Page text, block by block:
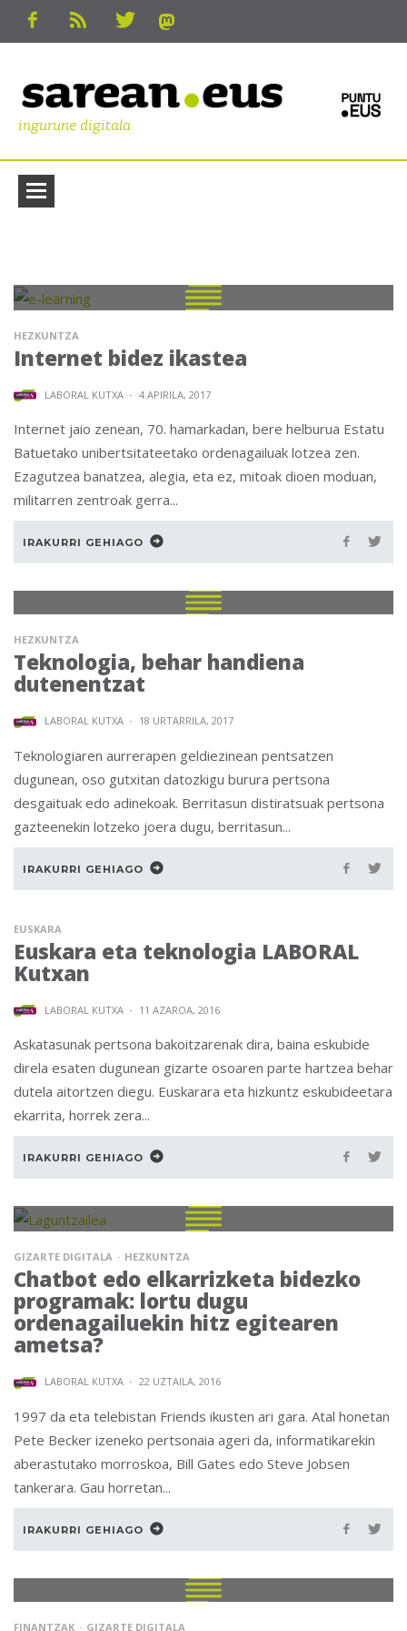
ingurune digitala
HEZKUNTZA
Internet bidez ikastea
LABORAL KUTXA · 4 APIRILA, 2017
Internet jaio zenean, 70. hamarkadan, bere helburua Estatu
Batuetako unibertsitateetako ordenagailuak lotzea zen.
Ezagutzea banatzea, alegia, eta ez, mitoak dioen moduan,
militarren zentroak gerra...
IRAKURRI GEHIAGO
HEZKUNTZA
Teknologia, behar handiena
dutenentzat
LABORAL KUTXA · 18 URTARRILA, 2017
Teknologiaren aurrerapen geldiezinean pentsatzen
dugunean, oso gutxitan datozkigu burura pertsona
desgaituak edo adinekoak. Berritasun distiratsuak pertsona
gazteenekin lotzeko joera dugu, berritasun...
IRAKURRI GEHIAGO
EUSKARA
Euskara eta teknologia LABORAL
Kutxan
LABORAL KUTXA · 11 AZAROA, 2016
Askatasunak pertsona bakoitzarenak dira, baina eskubide
direla esaten dugunean gizarte osoaren parte hartzea behar
dutela aitortzen diegu. Euskarara eta hizkuntz eskubideetara
ekarrita, horrek zera...
IRAKURRI GEHIAGO
GIZARTE DIGITALA HEZKUNTZA
Chatbot edo elkarrizketa bidezko
programak: lortu dugu
ordenagailuekin hitz egitearen
ametsa?
LABORAL KUTXA · 22 UZTAILA, 2016
1997 da eta telebistan Friends ikusten ari gara. Atal honetan
Pete Becker izeneko pertsonaia ageri da, informatikarekin
aberastutako morroskoa, Bill Gates edo Steve Jobsen
tankerara. Gau horretan...
IRAKURRI GEHIAGO
FINANTZAK GIZARTE DIGITALA